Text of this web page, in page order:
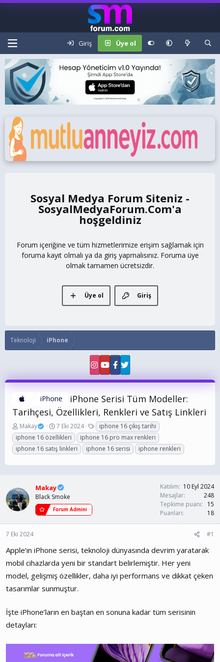
Giriş Üye ol
Sosyal Medya Forum Siteniz -
SosyalMedyaForum.Com
Forum içeriğine ve tüm hizmetlerimize erişim sağlamak için
foruma kayıt olmalı ya da giriş yapmalısınız. Foruma üye
olmak tamamen ücretsizdir.
Giriş
Üye ol
Teknoloji iPhone
iPhone
iPhone Serisi Tüm Modeller:
Tarihçesi, Özellikleri, Renkleri ve Satış Linkleri
K
o
n
b
b
a
ş
l
a
t
n
Makay
B
a
ş
l
ı
ç
t
a
r
i
7 Eki 2024
E
t
i
k
iphone 16 çıkış tarihi
iphone 16 özellikleri
iphone 16 pro max renkleri
iphone 16 satış linkleri
iphone 16 serisi iphone renkleri
Makay
Black Smoke
Forum Admini
Katılım
10 Eyl 2024
Mesajlar
248
Tepkime puanı
15
Puanları
18
7 Eki 2024 #1
Apple’ın iPhone serisi, teknoloji dünyasında devrim yaratarak
mobil cihazlarda yeni bir standart belirlemiştir. Her yeni
model, gelişmiş özellikler, daha iyi performans ve dikkat çeken
tasarımlar sunmuştur.
İşte iPhone’ların en baştan en sonuna kadar tüm serisinin
detayları: